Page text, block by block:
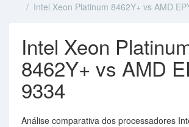
/ Intel Xeon Platinum 8462Y+ vs AMD
Intel Xeon
8462Y+ vs AMD
9334
Análise comparativa dos processadores